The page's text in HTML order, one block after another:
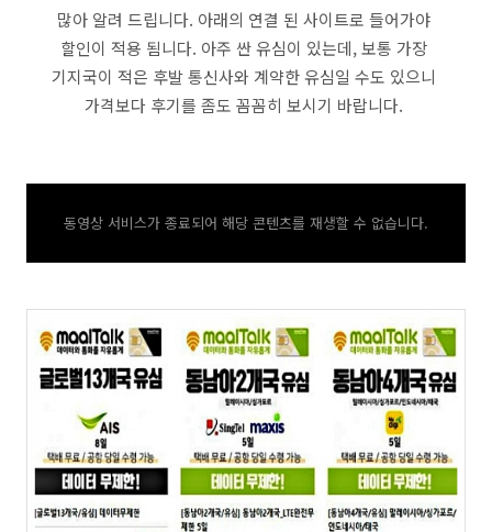
많아 알려 드립니다. 아래의 연결 된 사이트로 들어가야
할인이 적용 됨니다. 아주 싼 유심이 있는데, 보통 가장
기지국이 적은 후발 통신사와 계약한 유심일 수도 있으니
가격보다 후기를 좀도 꼼꼼히 보시기 바랍니다.
동영상 서비스가 종료되어 해당 콘텐츠를 재생할 수 없습니다.